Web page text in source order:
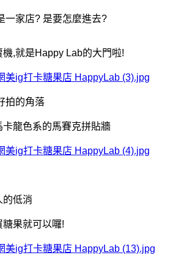
一家店? 是要怎麼進去?
,就是Happy Lab的大門啦!
拍的角落
龍色系的馬賽克拼貼牆
的低消
糖果就可以囉!